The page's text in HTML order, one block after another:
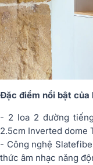
Đặc điểm nổi bật của
- 2 loa 2 đường
2.5cm Inverted dome
- Công nghệ
thức âm nhạc năng